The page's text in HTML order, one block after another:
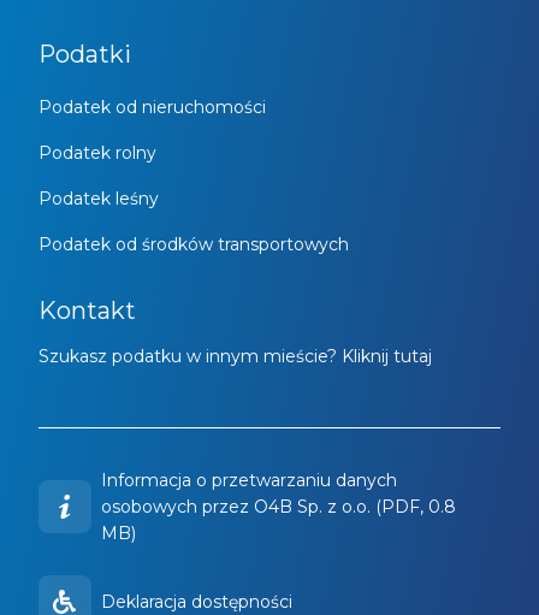
Podatki
Podatek od nieruchomości
Podatek rolny
Podatek leśny
Podatek od środków transportowych
Kontakt
Szukasz podatku w innym mieście? Kliknij tutaj
Informacja o przetwarzaniu danych
osobowych przez O4B Sp. z o.o. (PDF, 0.8
MB)
Deklaracja dostępności